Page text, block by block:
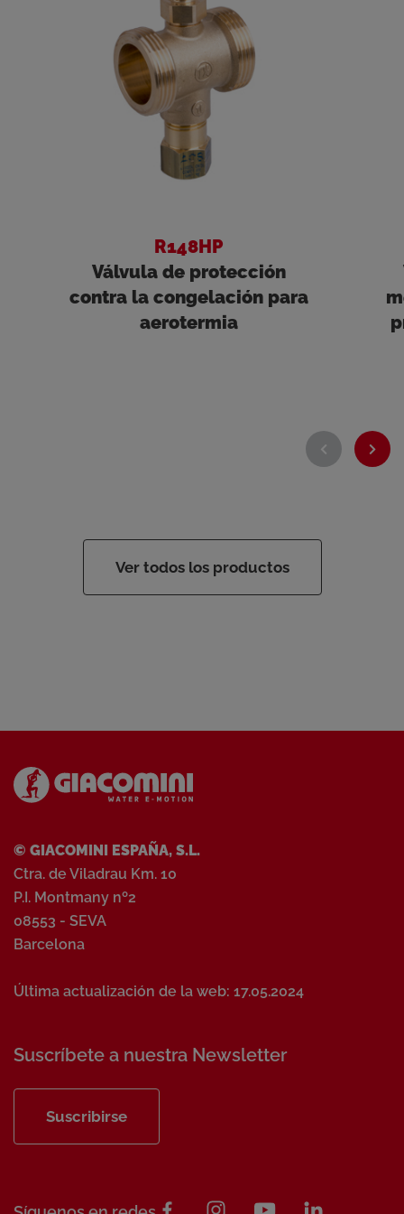
R148HP
Válvula de protección
contra la congelación para
aerotermia
Ver todos los productos
© GIACOMINI ESPAÑA, S.L.
Ctra. de Viladrau Km. 10
P.I. Montmany nº2
08553 - SEVA
Barcelona
Última actualización de la web: 17.05.2024
Suscríbete a nuestra Newsletter
Suscribirse